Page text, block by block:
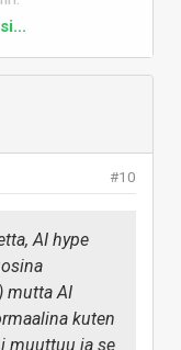
että kaikki paha
liippaaseen.
SMB
erillisiä
nyt tehdään
mutta määrä
jos sen saa
massamuistia
#10
AI hype
mutta AI
kuten
muuttuu ja se